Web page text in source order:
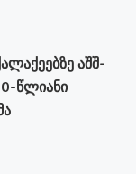
აშშ-
წლიანი